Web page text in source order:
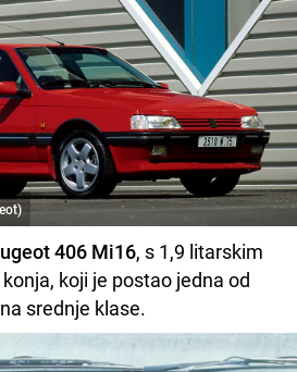
406 Mi16, s 1,9 litarskim
koji je postao jedna od
srednje klase.